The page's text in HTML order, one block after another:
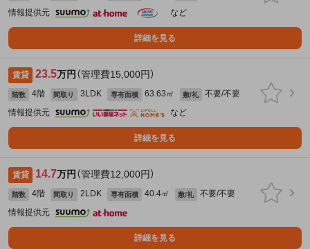
情報提供元
など
詳細を見る
賃貸 23.5万円 （管理費15,000円）
階数 4階 間取り 3LDK 専有面積 63.63㎡ 敷/礼
不要/不要
情報提供元
など
詳細を見る
賃貸 14.7万円 （管理費12,000円）
階数 4階 間取り 2LDK 専有面積 40.4㎡ 敷/礼
不要/不要
情報提供元
詳細を見る